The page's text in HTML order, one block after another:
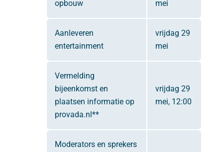
opbouw
mei
Aanleveren
entertainment
vrijdag 29
mei
Vermelding
bijeenkomst en
plaatsen informatie op
provada.nl**
vrijdag 29
mei, 12:00
Moderators en sprekers